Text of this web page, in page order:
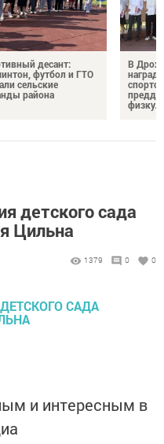
десант:
футбол и ГТО
сельские
района
В
детского сада
Цильна
1379 0 0
и интересным в